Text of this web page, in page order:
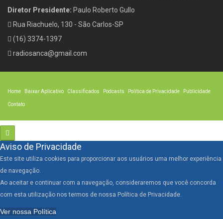
Diretor Presidente: Paulo Roberto Gullo
Rua Riachuelo, 130 - São Carlos-SP
(16) 3374-1397
radiosanca@gmail.com
Home Baixar Aplicativo Classificados Podcasts Política de Privacidade Publicidade
Contato
Aviso de Privacidade
Este site utiliza cookies para proporcionar aos usuários uma melhor experiência
de navegação.
Ao aceitar e continuar com a navegação, consideraremos que você concorda
com esta utilização nos termos de nossa Política de Privacidade.
Ver nossa Política